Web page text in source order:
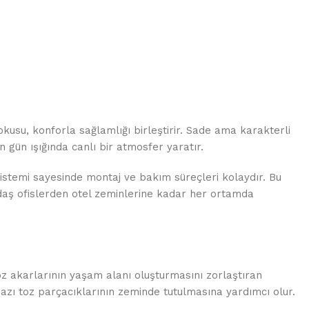
konforla sağlamlığı birleştirir. Sade ama karakterli
ışığında canlı bir atmosfer yaratır.
sayesinde montaj ve bakım süreçleri kolaydır. Bu
ofislerden otel zeminlerine kadar her ortamda
yaşam alanı oluşturmasını zorlaştıran
toz parçacıklarının zeminde tutulmasına yardımcı olur.